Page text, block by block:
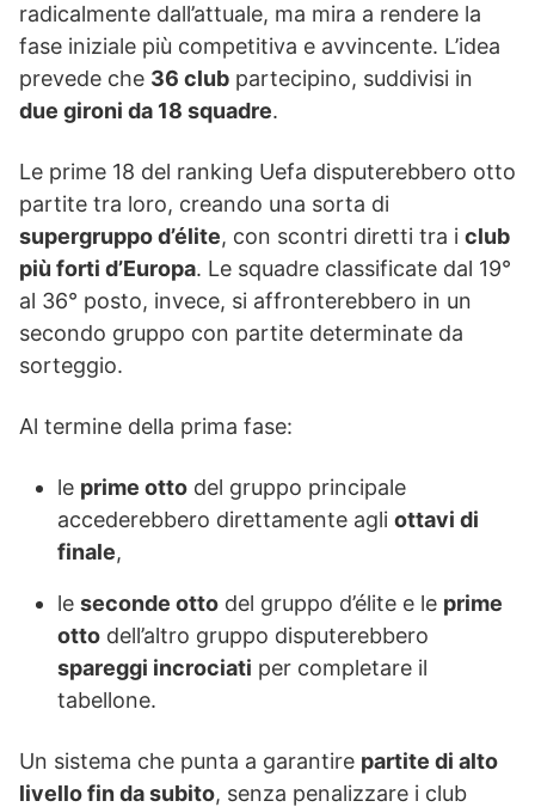
radicalmente dall’attuale, ma mira a rendere la
fase iniziale più competitiva e avvincente. L’idea
prevede che 36 club partecipino, suddivisi in
due gironi da 18 squadre.
Le prime 18 del ranking Uefa disputerebbero otto
partite tra loro, creando una sorta di
supergruppo d’élite, con scontri diretti tra i club
più forti d’Europa. Le squadre classificate dal 19°
al 36° posto, invece, si affronterebbero in un
secondo gruppo con partite determinate da
sorteggio.
Al termine della prima fase:
le prime otto del gruppo principale
accederebbero direttamente agli ottavi di
finale,
le seconde otto del gruppo d’élite e le prime
otto dell’altro gruppo disputerebbero
spareggi incrociati per completare il
tabellone.
Un sistema che punta a garantire partite di alto
livello fin da subito, senza penalizzare i club